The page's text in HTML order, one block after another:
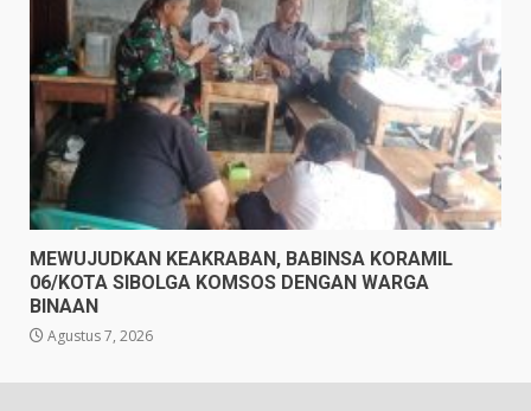
MEWUJUDKAN KEAKRABAN, BABINSA KORAMIL
06/KOTA SIBOLGA KOMSOS DENGAN WARGA
BINAAN
Agustus 7, 2026